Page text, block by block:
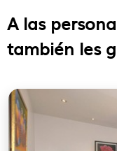
A las
también les